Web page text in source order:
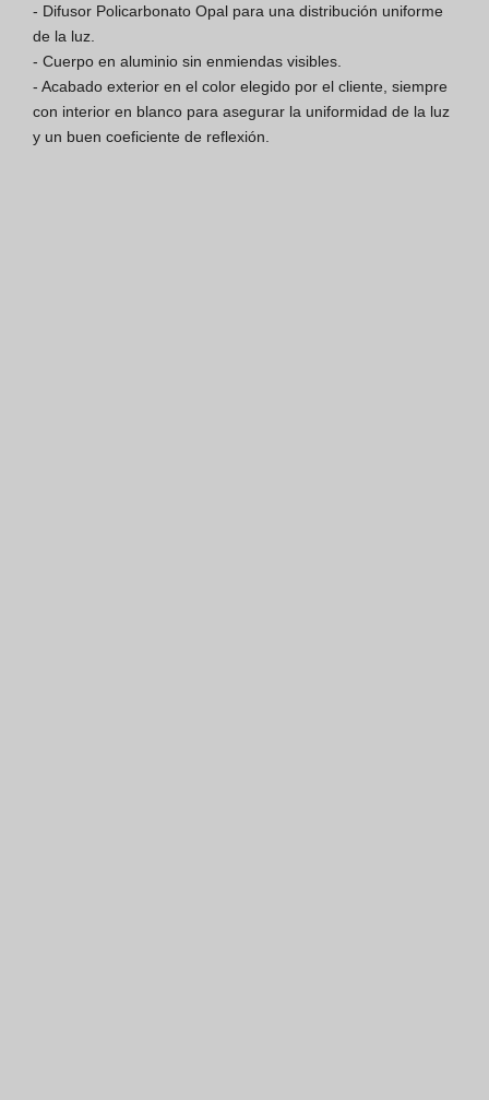
Soluciones Acústicas
Mejores Proyectos
- Difusor Policarbonato Opal para una distribución uniforme
de la luz.
- Cuerpo en aluminio sin enmiendas visibles.
- Acabado exterior en el color elegido por el cliente, siempre
con interior en blanco para asegurar la uniformidad de la luz
y un buen coeficiente de reflexión.